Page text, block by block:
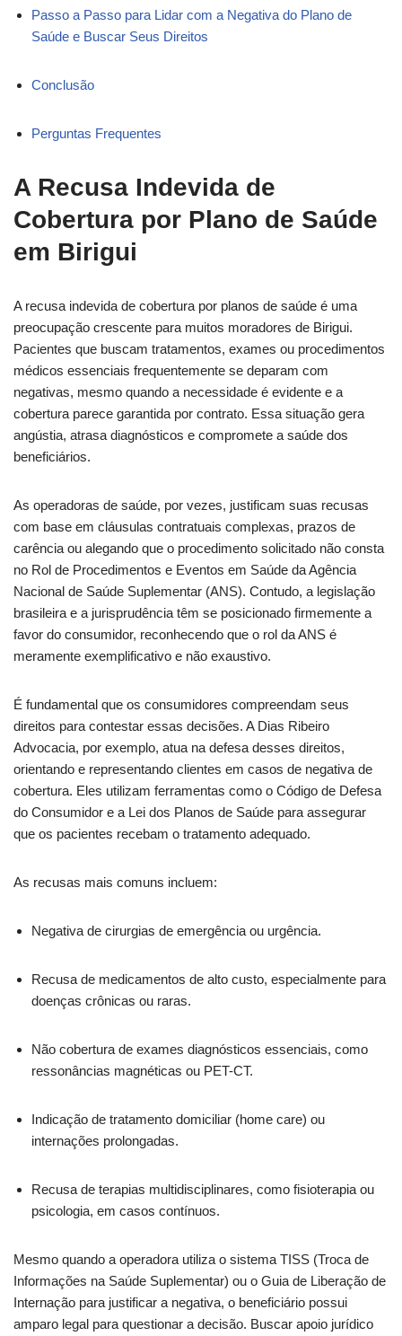
Passo a Passo para Lidar com a Negativa do Plano de
Saúde e Buscar Seus Direitos
Conclusão
Perguntas Frequentes
A Recusa Indevida de
Cobertura por Plano de Saúde
em Birigui
A recusa indevida de cobertura por planos de saúde é uma
preocupação crescente para muitos moradores de Birigui.
Pacientes que buscam tratamentos, exames ou procedimentos
médicos essenciais frequentemente se deparam com
negativas, mesmo quando a necessidade é evidente e a
cobertura parece garantida por contrato. Essa situação gera
angústia, atrasa diagnósticos e compromete a saúde dos
beneficiários.
As operadoras de saúde, por vezes, justificam suas recusas
com base em cláusulas contratuais complexas, prazos de
carência ou alegando que o procedimento solicitado não consta
no Rol de Procedimentos e Eventos em Saúde da Agência
Nacional de Saúde Suplementar (ANS). Contudo, a legislação
brasileira e a jurisprudência têm se posicionado firmemente a
favor do consumidor, reconhecendo que o rol da ANS é
meramente exemplificativo e não exaustivo.
É fundamental que os consumidores compreendam seus
direitos para contestar essas decisões. A Dias Ribeiro
Advocacia, por exemplo, atua na defesa desses direitos,
orientando e representando clientes em casos de negativa de
cobertura. Eles utilizam ferramentas como o Código de Defesa
do Consumidor e a Lei dos Planos de Saúde para assegurar
que os pacientes recebam o tratamento adequado.
As recusas mais comuns incluem:
Negativa de cirurgias de emergência ou urgência.
Recusa de medicamentos de alto custo, especialmente para
doenças crônicas ou raras.
Não cobertura de exames diagnósticos essenciais, como
ressonâncias magnéticas ou PET-CT.
Indicação de tratamento domiciliar (home care) ou
internações prolongadas.
Recusa de terapias multidisciplinares, como fisioterapia ou
psicologia, em casos contínuos.
Mesmo quando a operadora utiliza o sistema TISS (Troca de
Informações na Saúde Suplementar) ou o Guia de Liberação de
Internação para justificar a negativa, o beneficiário possui
amparo legal para questionar a decisão. Buscar apoio jurídico